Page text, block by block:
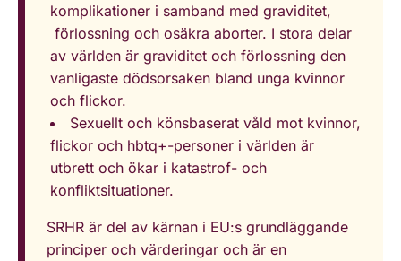
komplikationer i samband med graviditet,
förlossning och osäkra aborter. I stora delar
av världen är graviditet och förlossning den
vanligaste dödsorsaken bland unga kvinnor
och flickor.
Sexuellt och könsbaserat våld mot kvinnor,
flickor och hbtq+-personer i världen är
utbrett och ökar i katastrof- och
konfliktsituationer.
SRHR är del av kärnan i EU:s grundläggande
principer och värderingar och är en